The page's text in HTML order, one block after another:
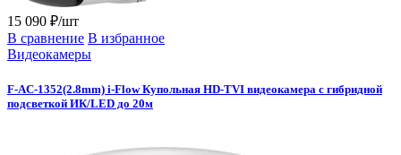
15 090 ₽/шт
В сравнение В избранное
Видеокамеры
F-AC-1352(2.8mm) i-Flow Купольная HD-TVI видеокамера с гибридной
подсветкой ИК/LED до 20м